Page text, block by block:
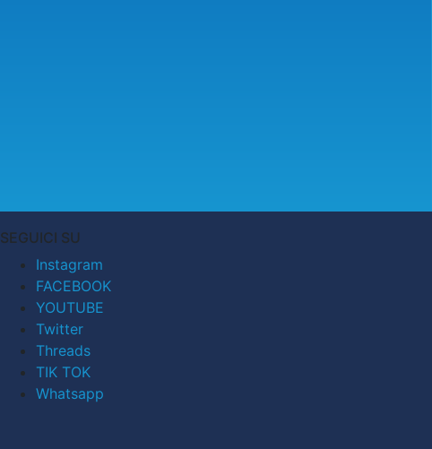
SEGUICI SU
Instagram
FACEBOOK
YOUTUBE
Twitter
Threads
TIK TOK
Whatsapp